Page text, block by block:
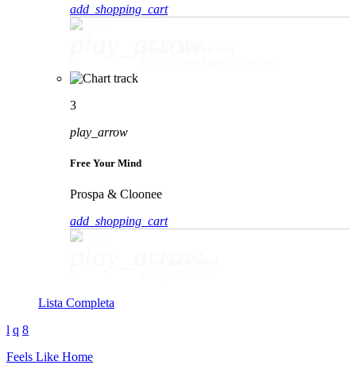
add_shopping_cart
3
play_arrow
Free Your Mind
Prospa & Cloonee
add_shopping_cart
Lista Completa
Feels Like Home